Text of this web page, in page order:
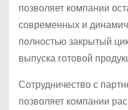
позволяет компании
современных и
полностью закрытый
выпуска готовой
Сотрудничество с
позволяет компании